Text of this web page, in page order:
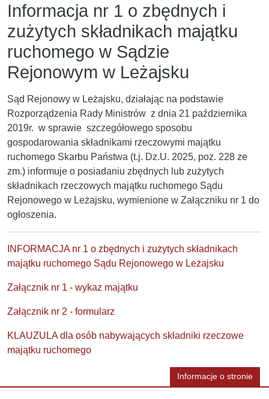
Informacja nr 1 o zbędnych i
zużytych składnikach majątku
ruchomego w Sądzie
Rejonowym w Leżajsku
Sąd Rejonowy w Leżajsku, działając na podstawie
Rozporządzenia Rady Ministrów z dnia 21 października
2019r. w sprawie szczegółowego sposobu
gospodarowania składnikami rzeczowymi majątku
ruchomego Skarbu Państwa (t.j. Dz.U. 2025, poz. 228 ze
zm.) informuje o posiadaniu zbędnych lub zużytych
składnikach rzeczowych majątku ruchomego Sądu
Rejonowego w Leżajsku, wymienione w Załączniku nr 1 do
ogłoszenia.
INFORMACJA nr 1 o zbędnych i zużytych składnikach
majątku ruchomego Sądu Rejonowego w Leżajsku
Załącznik nr 1 - wykaz majątku
Załącznik nr 2 - formularz
KLAUZULA dla osób nabywających składniki rzeczowe
majątku ruchomego
Informacje o stronie